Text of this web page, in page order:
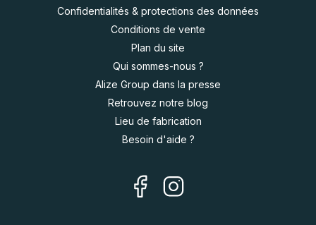
Confidentialités & protections des données
Conditions de vente
Plan du site
Qui sommes-nous ?
Alize Group dans la presse
Retrouvez notre blog
Lieu de fabrication
Besoin d'aide ?